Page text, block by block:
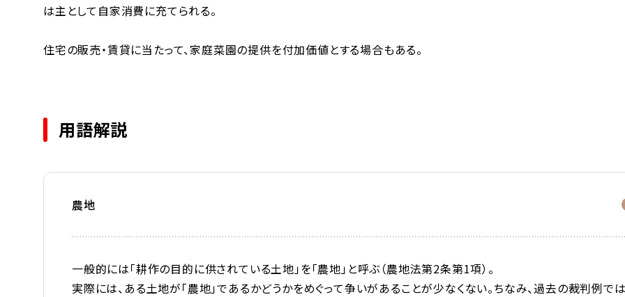
は主として自家消費に充てられる。
住宅の販売・賃貸に当たって、家庭菜園の提供を付加価値とする場合もある。
用語解説
農地
一般的には「耕作の目的に供されている土地」を「農地」と呼ぶ（農地法第2条第1項）。
実際には、ある土地が「農地」であるかどうかをめぐって争いがあることが少なくない。ちなみ、過去の裁判例では